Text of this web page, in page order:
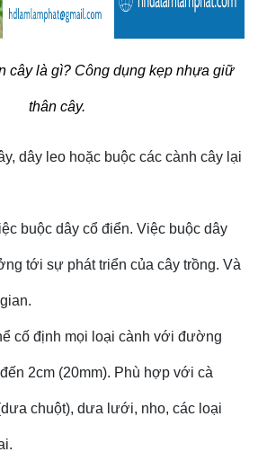
cây là gì? Công dụng kẹp nhựa giữ
thân cây.
dây leo hoặc buộc các cành cây lại
buộc dây cổ điển. Việc buộc dây
tới sự phát triển của cây trồng. Và
cố định mọi loại cành với đường
2cm (20mm). Phù hợp với cà
chuột), dưa lưới, nho, các loại